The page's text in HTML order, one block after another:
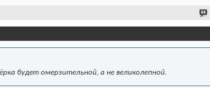
будет омерзительной, а не великолепной.